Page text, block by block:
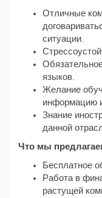
Отличные
ситуации.
языков.
Желание
информацию
Знание
данной
Что мы
Бесплатное
Работа в
растущей